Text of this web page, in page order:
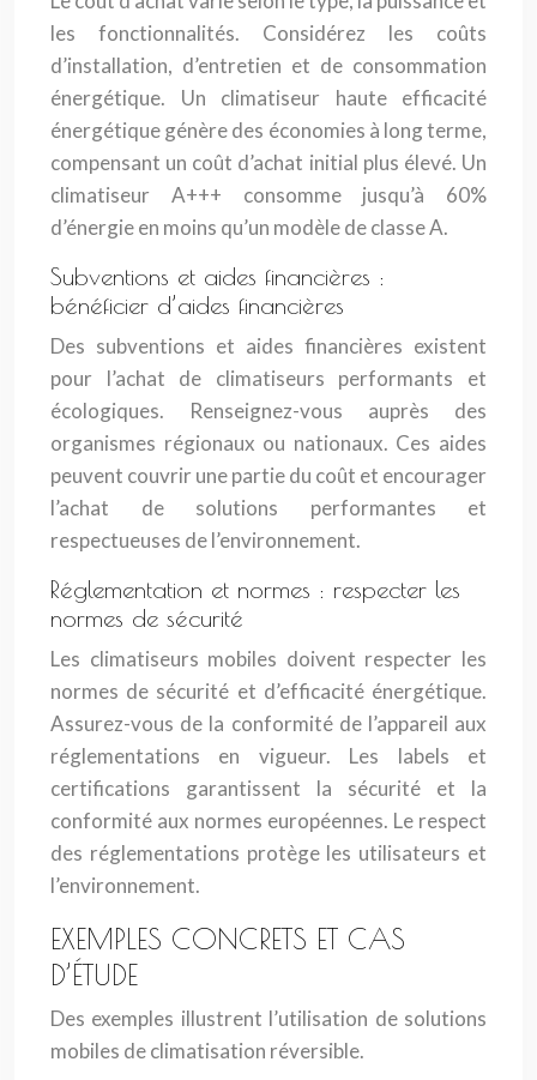
les fonctionnalités. Considérez les coûts
d’installation, d’entretien et de consommation
énergétique. Un climatiseur haute efficacité
énergétique génère des économies à long terme,
compensant un coût d’achat initial plus élevé. Un
climatiseur A+++ consomme jusqu’à 60%
d’énergie en moins qu’un modèle de classe A.
Subventions et aides financières :
bénéficier d’aides financières
Des subventions et aides financières existent
pour l’achat de climatiseurs performants et
écologiques. Renseignez-vous auprès des
organismes régionaux ou nationaux. Ces aides
peuvent couvrir une partie du coût et encourager
l’achat de solutions performantes et
respectueuses de l’environnement.
Réglementation et normes : respecter les
normes de sécurité
Les climatiseurs mobiles doivent respecter les
normes de sécurité et d’efficacité énergétique.
Assurez-vous de la conformité de l’appareil aux
réglementations en vigueur. Les labels et
certifications garantissent la sécurité et la
conformité aux normes européennes. Le respect
des réglementations protège les utilisateurs et
l’environnement.
EXEMPLES CONCRETS ET CAS
D’ÉTUDE
Des exemples illustrent l’utilisation de solutions
mobiles de climatisation réversible.